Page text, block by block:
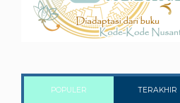
POPULER TERAKHIR